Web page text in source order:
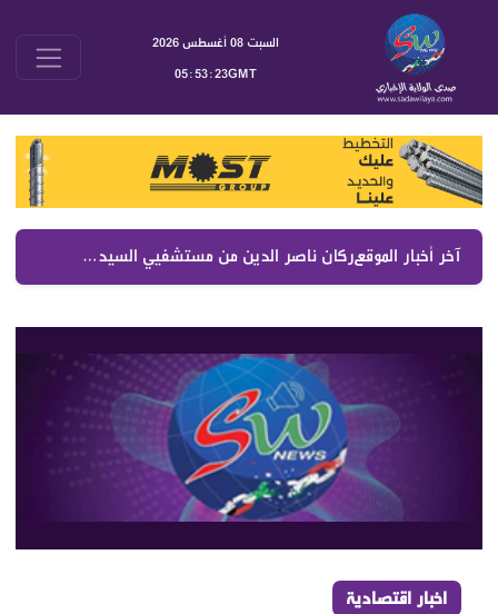
السبت 08 أغسطس 2026
05:53:23GMT
آخر أخبار الموقع : ركان ناصر الدين من مستشفيي السيدة والصليب رفع التغطيات الصحية والمزيد في موازنة 2027
اخبار اقتصادية